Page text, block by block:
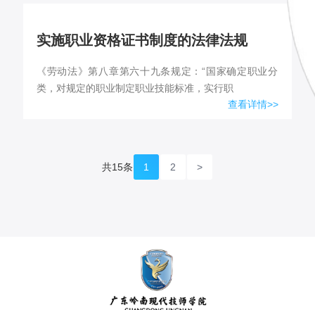
实施职业资格证书制度的法律法规
《劳动法》第八章第六十九条规定：“国家确定职业分
类，对规定的职业制定职业技能标准，实行职
查看详情>>
共15条 1 2 >